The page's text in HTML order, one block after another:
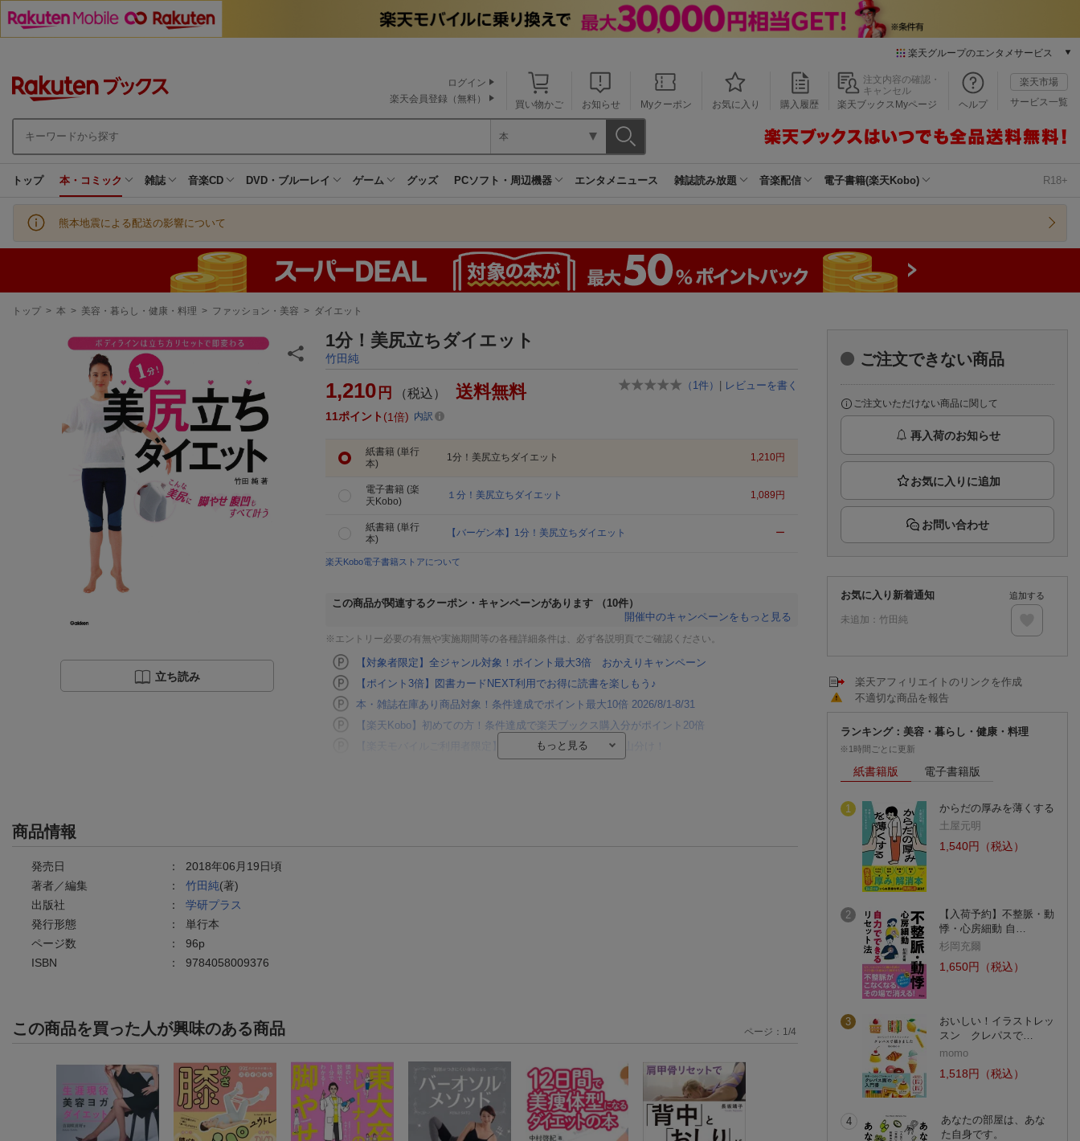
楽天グループのエンタメサービス
本/ゲーム/CD/DVD
楽天ブックス
楽天Kobo
楽天チケット
エンタメニュース
推し楽
買い物かご お知らせ Myクーポン お気に入り 購入履歴
注文内容の確認・
キャンセル
楽天ブックスMyページ
ヘルプ
楽天市場
サービス一覧
ログイン
楽天会員登録（無料）
本
トップ 本・コミック 雑誌 音楽CD DVD・ブルーレイ ゲーム グッズ PCソフト・周辺機器 エンタメニュース 雑誌読み放題 音楽配信 電子書籍(楽天Kobo) R18+
熊本地震による配送の影響について
現
トップ > 本 > 美容・暮らし・健康・料理 > ファッション・美容 > ダイエット
立ち読み
1分！美尻立ちダイエット
竹田純
（ 1件） | レビューを書く
1,210 円 （税込） 送料無料
11ポイント 1倍 内訳
紙書籍 (単行
本)
1分！美尻立ちダイエット 1,210円
電子書籍 (楽
天Kobo)
１分！美尻立ちダイエット 1,089 円
紙書籍 (単行
本)
【バーゲン本】1分！美尻立ちダイエット ー
楽天Kobo電子書籍ストアについて
この商品が関連するクーポン・キャンペーンがあります
（10件）
開催中のキャンペーンをもっと見る
※エントリー必要の有無や実施期間等の各種詳細条件は、必ず各説明頁でご確認ください。
【対象者限定】全ジャンル対象！ポイント最大3倍 おかえりキャンペーン
【ポイント3倍】図書カードNEXT利用でお得に読書を楽しもう♪
本・雑誌在庫あり商品対象！条件達成でポイント最大10倍 2026/8/1-8/31
【楽天Kobo】初めての方！条件達成で楽天ブックス購入分がポイント20倍
【楽天モバイルご利用者限定】条件達成で100万ポイント山分け！
商品情報
発売日 ： 2018年06月19日頃
著者／編集
： 竹田純(著)
出版社
： 学研プラス
発行形態
： 単行本
ページ数
： 96p
ISBN
： 9784058009376
この商品を買った人が興味のある商品 ページ： 1/4
ご注文できない商品
ご注文いただけない商品に関して
再入荷のお知らせ
お問い合わせ
お気に入り新着通知
未追加： 竹田純
追加する
楽天アフィリエイトのリンクを作成
不適切な商品を報告
ランキング：美容・暮らし・健康・料理
※1時間ごとに更新
紙書籍版 電子書籍版
1
からだの厚みを薄くする
土屋元明
1,540円（税込）
2
【入荷予約】不整脈・動
悸・心房細動 自…
杉岡充爾
1,650円（税込）
3
おいしい！イラストレッ
スン クレパスで…
momo
1,518円（税込）
4
あなたの部屋は、あな
た自身です。